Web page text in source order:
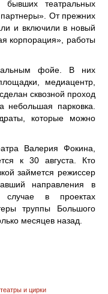
бывших театральных
партнеры». От прежних
и включили в новый
корпорация», работы
фойе. В них
медиацентр,
сквозной проход
парковка.
которые можно
Валерия Фокина,
к 30 августа. Кто
займется режиссер
направления в
случае в проектах
труппы Большого
месяцев назад.
театры и цирки